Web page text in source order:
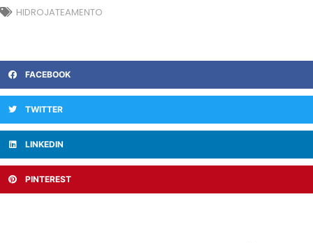
HIDROJATEAMENTO
FACEBOOK
TWITTER
LINKEDIN
PINTEREST